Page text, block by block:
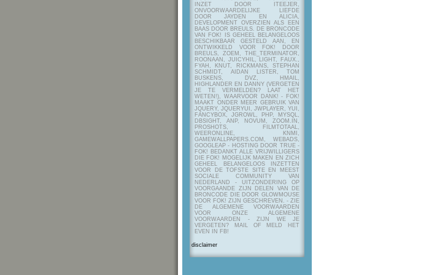
INZET DOOR ITEEJER,
ONVOORWAARDELIJKE LIEFDE
DOOR JAYDEN EN ALICIA,
DEVELOPMENT OVERZIEN ALS EEN
BAAS DOOR BREULS. DE BRONCODE
VAN FOK! IS GEHEEL BELANGELOOS
BESCHIKBAAR GESTELD AAN, EN
ONTWIKKELD VOOR FOK! DOOR
BREULS, ZOEM, THE_TERMINATOR,
ROONAAN, JUICYHIL, LIGHT, FAUX.,
FYAH, KNUT, RICKMANS, STEPHAN
SCHMIDT, AIDAN LISTER, TOM
BUSKENS, DVZ, HMAIL,
HIGHLANDER EN DANNY (VERGETEN
JE TE VERMELDEN? LAAT HET
WETEN!), WAARVOOR DANK! - FOK!
MAAKT ONDER MEER GEBRUIK VAN
JQUERY, JQUERYUI, JWPLAYER, YUI,
FANCYBOX, JGROWL, PHP, MYSQL,
DBSIGHT, ANP, NOVUM, ZOOM.IN,
PROSHOTS, FILMTOTAAL,
WEERONLINE, KNMI,
GAMEWALLPAPERS.COM, WEBADS,
GOOGLEAP - HOSTING DOOR TRUE -
FOK! BEDANKT ALLE VRIJWILLIGERS
DIE FOK! MOGELIJK MAKEN EN ZICH
GEHEEL BELANGELOOS INZETTEN
VOOR DE TOFSTE SITE EN MEEST
SOCIALE COMMUNITY VAN
NEDERLAND - UITZONDERING OP
VOORGAANDE ZIJN DELEN VAN DE
BRONCODE DIE DOOR GLOWMOUSE
VOOR FOK! ZIJN GESCHREVEN. - ZIE
DE ALGEMENE VOORWAARDEN
VOOR ONZE ALGEMENE
VOORWAARDEN - ZIJN WE JE
VERGETEN? MAIL OF MELD HET
EVEN IN FB!
disclaimer